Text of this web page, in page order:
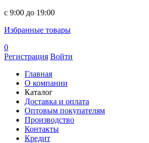
c 9:00 до 19:00
Избранные товары
0
Регистрация Войти
Главная
О компании
Каталог
Доставка и оплата
Оптовым покупателям
Производство
Контакты
Кредит